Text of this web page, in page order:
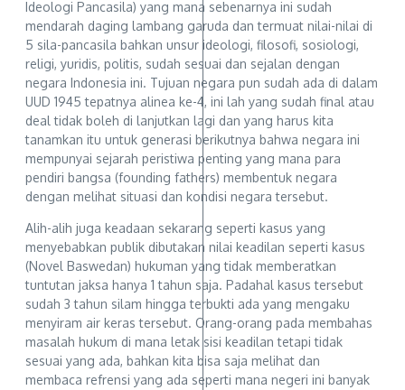
Ideologi Pancasila) yang mana sebenarnya ini sudah
mendarah daging lambang garuda dan termuat nilai-nilai di
5 sila-pancasila bahkan unsur ideologi, filosofi, sosiologi,
religi, yuridis, politis, sudah sesuai dan sejalan dengan
negara Indonesia ini. Tujuan negara pun sudah ada di dalam
UUD 1945 tepatnya alinea ke-4, ini lah yang sudah final atau
deal tidak boleh di lanjutkan lagi dan yang harus kita
tanamkan itu untuk generasi berikutnya bahwa negara ini
mempunyai sejarah peristiwa penting yang mana para
pendiri bangsa (founding fathers) membentuk negara
dengan melihat situasi dan kondisi negara tersebut.
Alih-alih juga keadaan sekarang seperti kasus yang
menyebabkan publik dibutakan nilai keadilan seperti kasus
(Novel Baswedan) hukuman yang tidak memberatkan
tuntutan jaksa hanya 1 tahun saja. Padahal kasus tersebut
sudah 3 tahun silam hingga terbukti ada yang mengaku
menyiram air keras tersebut. Orang-orang pada membahas
masalah hukum di mana letak sisi keadilan tetapi tidak
sesuai yang ada, bahkan kita bisa saja melihat dan
membaca refrensi yang ada seperti mana negeri ini banyak